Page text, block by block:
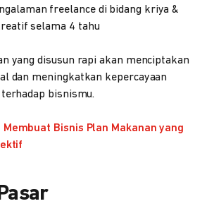
freelance di bidang kriya &
selama 4 tahu
yang disusun rapi akan menciptakan
dan meningkatkan kepercayaan
bisnismu.
Membuat Bisnis Plan Makanan yang